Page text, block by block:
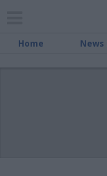
Home News